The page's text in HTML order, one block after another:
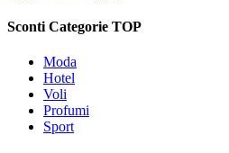
Sconti Categorie TOP
Moda
Hotel
Voli
Profumi
Sport